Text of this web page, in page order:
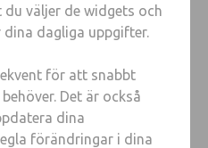
du väljer de widgets och
dagliga uppgifter.
för att snabbt
Det är också
dina
förändringar i dina